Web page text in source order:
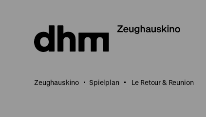
Seiteninhalt
springen
Zeughauskino Spielplan Le Retour & Reunion